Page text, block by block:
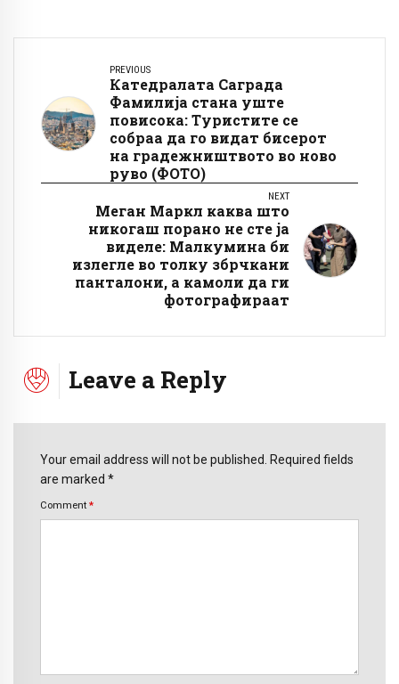
PREVIOUS
Катедралата Саграда
Фамилија стана уште
повисока: Туристите се
собраа да го видат бисерот
на градежништвото во ново
руво (ФОТО)
NEXT
Меган Маркл каква што
никогаш порано не сте ја
виделе: Малкумина би
излегле во толку збрчкани
панталони, а камоли да ги
фотографираат
Leave a Reply
Your email address will not be published. Required fields
are marked *
Comment *